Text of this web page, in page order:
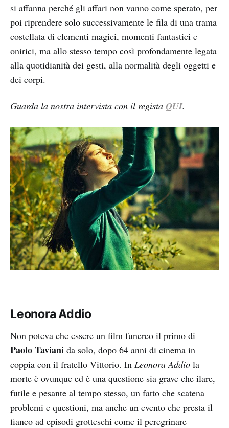
si affanna perché gli affari non vanno come sperato, per
poi riprendere solo successivamente le fila di una trama
costellata di elementi magici, momenti fantastici e
onirici, ma allo stesso tempo così profondamente legata
alla quotidianità dei gesti, alla normalità degli oggetti e
dei corpi.
Guarda la nostra intervista con il regista QUI.
Leonora Addio
Non poteva che essere un film funereo il primo di
Paolo Taviani da solo, dopo 64 anni di cinema in
coppia con il fratello Vittorio. In Leonora Addio la
morte è ovunque ed è una questione sia grave che ilare,
futile e pesante al tempo stesso, un fatto che scatena
problemi e questioni, ma anche un evento che presta il
fianco ad episodi grotteschi come il peregrinare